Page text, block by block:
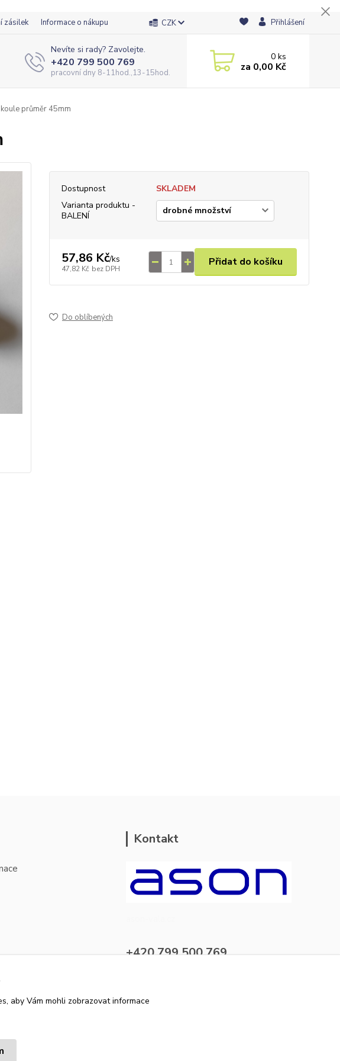
zásilek Informace o nákupu CZK Přihlášení
Nevíte si rady? Zavolejte.
+420 799 500 769
pracovní dny 8-11hod.,13-15hod.
0ks
za 0,00 Kč
průměr 45mm
Dostupnost
SKLADEM
Varianta produktu -
BALENÍ
57,86 Kč/ks
47,82 Kč bez DPH
Přidat do košíku
Do oblíbených
Kontakt
+420 799 500 769
aby Vám mohli zobrazovat informace